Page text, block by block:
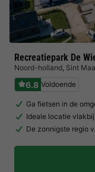
Recreatiepark De
Noord-holland, Sint
6.8 Voldoende
Ga fietsen in de
Ideale locatie
De zonnigste regio